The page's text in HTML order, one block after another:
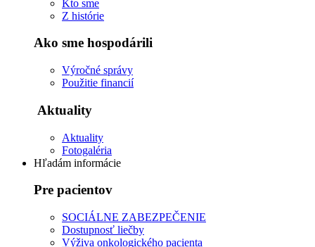
Kto sme
Z histórie
Ako sme hospodárili
Výročné správy
Použitie financií
Aktuality
Aktuality
Fotogaléria
Hľadám informácie
Pre pacientov
SOCIÁLNE ZABEZPEČENIE
Dostupnosť liečby
Výživa onkologického pacienta